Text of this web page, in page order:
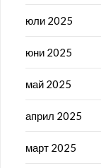
юли 2025
юни 2025
май 2025
април 2025
март 2025